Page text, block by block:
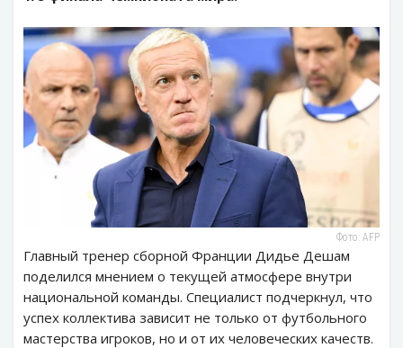
Фото: AFP
Главный тренер сборной Франции Дидье Дешам
поделился мнением о текущей атмосфере внутри
национальной команды. Специалист подчеркнул, что
успех коллектива зависит не только от футбольного
мастерства игроков, но и от их человеческих качеств.